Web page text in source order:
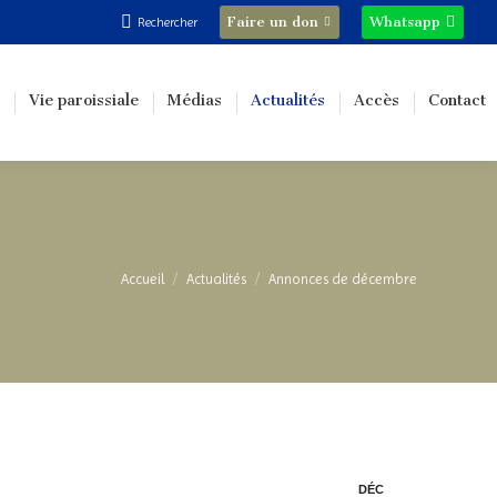
Recherche
:
Rechercher Faire un don Whatsapp
Vie paroissiale Médias Actualités Accès Contact
Vous êtes ici :
Accueil Actualités Annonces de décembre
DÉC